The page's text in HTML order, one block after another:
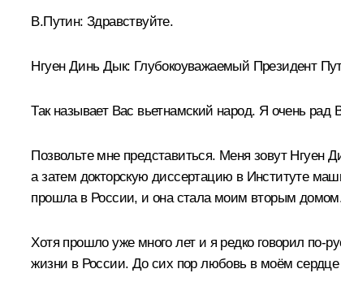
В.Путин: Здравствуйте.
Нгуен Динь Дык: Глубокоуважаемый Президент
Так называет Вас вьетнамский народ. Я очень
Позвольте мне представиться. Меня зовут Нгуен
а затем докторскую диссертацию в Институте
прошла в России, и она стала моим вторым
Хотя прошло уже много лет и я редко говорил по-
жизни в России. До сих пор любовь в моём сердце